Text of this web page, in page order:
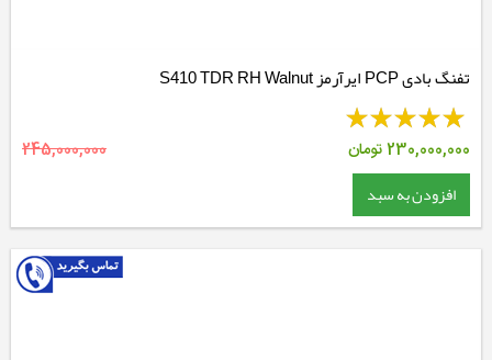
تفنگ بادی PCP ایرآرمز S410 TDR RH Walnut
230,000,000تومان 245,000,000
افزودن به سبد